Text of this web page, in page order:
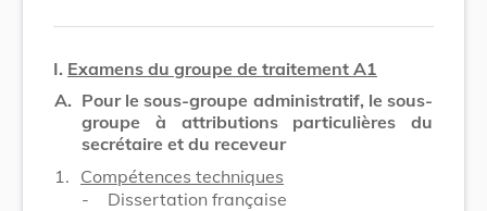
I. Examens du groupe de traitement A1
A. Pour le sous-groupe administratif, le sous-
groupe à attributions particulières du
secrétaire et du receveur
1. Compétences techniques
-
Dissertation française